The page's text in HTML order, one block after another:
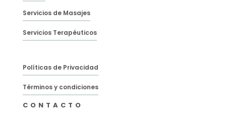
Servicios de Masajes
Servicios Terapéuticos
Políticas de Privacidad
Términos y condiciones
CONTACTO